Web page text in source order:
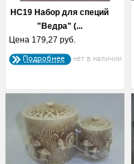
НС19 Набор для специй
"Ведра" (...
Цена 179,27 руб.
Подробнее